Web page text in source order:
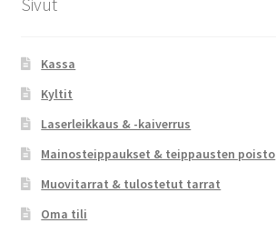
Kassa
Kyltit
Laserleikkaus & -kaiverrus
Mainosteippaukset & teippausten poisto
Muovitarrat & tulostetut tarrat
Oma tili